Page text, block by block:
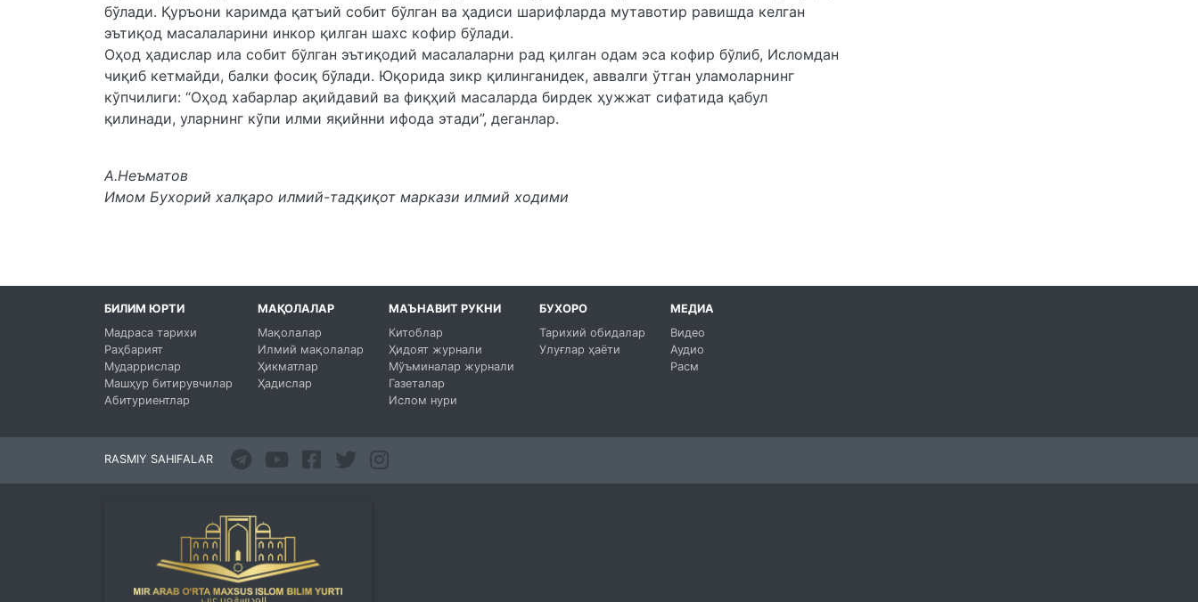
бўлади. Қуръони каримда қатъий собит бўлган ва ҳадиси шарифларда мутавотир равишда келган
эътиқод масалаларини инкор қилган шахс кофир бўлади.
Оҳод ҳадислар ила собит бўлган эътиқодий масалаларни рад қилган одам эса кофир бўлиб, Исломдан
чиқиб кетмайди, балки фосиқ бўлади. Юқорида зикр қилинганидек, аввалги ўтган уламоларнинг
кўпчилиги: “Оҳод хабарлар ақийдавий ва фиқҳий масаларда бирдек ҳужжат сифатида қабул
қилинади, уларнинг кўпи илми яқийнни ифода этади”, деганлар.
А.Неъматов
Имом Бухорий халқаро илмий-тадқиқот маркази илмий ходими
БИЛИМ ЮРТИ
Мадраса тарихи
Раҳбарият
Мударрислар
Машҳур битирувчилар
Абитуриентлар
МАҚОЛАЛАР
Мақолалар
Илмий мақолалар
Ҳикматлар
Ҳадислар
МАЪНАВИТ РУКНИ
Китоблар
Ҳидоят журнали
Мўъминалар журнали
Газеталар
Ислом нури
БУХОРО
Тарихий обидалар
Улуғлар ҳаёти
МЕДИА
Видео
Аудио
Расм
RASMIY SAHIFALAR